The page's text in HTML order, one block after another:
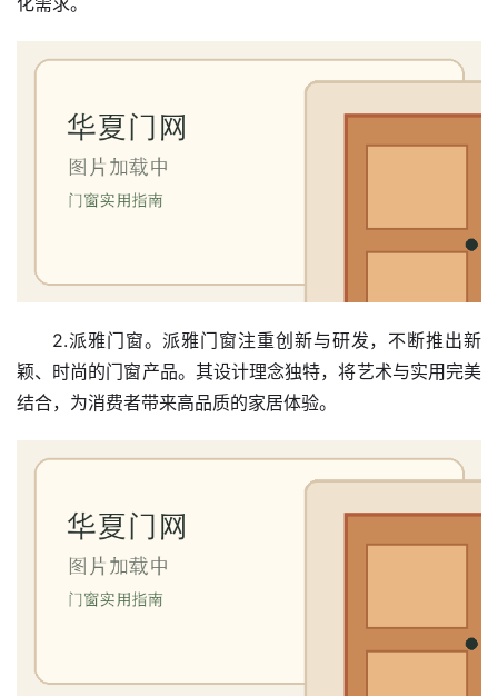
首
2.派雅门窗。派雅门窗注重创新与研发，不断推出新
颖、时尚的门窗产品。其设计理念独特，将艺术与实用完美
结合，为消费者带来高品质的家居体验。